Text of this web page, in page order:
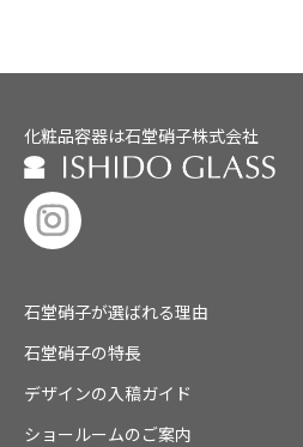
化粧品容器は石堂硝子株式会社
石堂硝子が選ばれる理由
石堂硝子の特長
デザインの入稿ガイド
ショールームのご案内